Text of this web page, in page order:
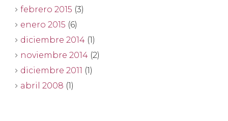
febrero 2015 (3)
enero 2015 (6)
diciembre 2014 (1)
noviembre 2014 (2)
diciembre 2011 (1)
abril 2008 (1)